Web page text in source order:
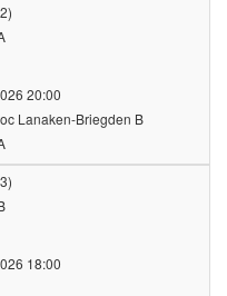
volleyscores
volleyscores.be
2026/2027
20:00
Lanaken-Briegden B
18:00